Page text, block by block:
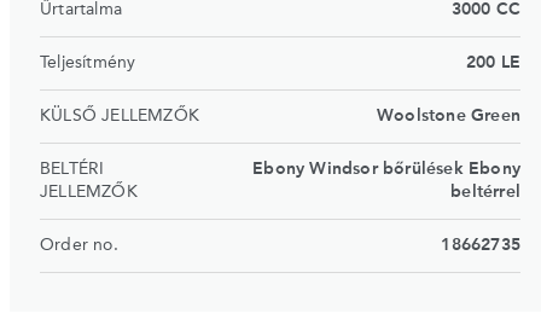
Űrtartalma 3000 CC
Teljesítmény 200 LE
KÜLSŐ JELLEMZŐK Woolstone Green
BELTÉRI
JELLEMZŐK
Ebony Windsor bőrülések Ebony
beltérrel
Order no. 18662735